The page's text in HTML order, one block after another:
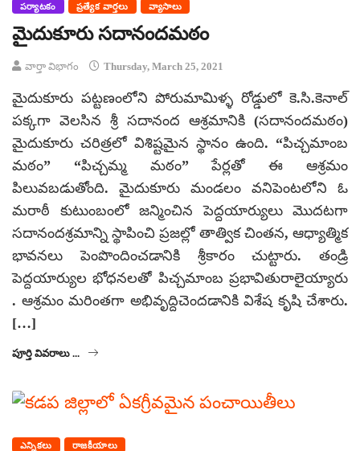
పర్యాటకం ప్రత్యేక వార్తలు వ్యాసాలు
మైదుకూరు సదానందమఠం
వార్తా విభాగం Thursday, March 25, 2021
మైదుకూరు పట్టణంలోని పోరుమామిళ్ళ రోడ్డులో కె.సి.కెనాల్‌
పక్కగా వెలసిన శ్రీ సదానంద ఆశ్రమానికి (సదానందమఠం)
మైదుకూరు చరిత్రలో విశిష్టమైన స్థానం ఉంది. “పిచ్చమాంబ
మఠం” “పిచ్చమ్మ మఠం” పేర్లతో ఈ ఆశ్రమం
పిలువబడుతోంది. మైదుకూరు మండలం వనిపెంటలోని ఓ
మరాఠీ కుటుంబంలో జన్మించిన పెద్దయార్యులు మొదటగా
సదానందశ్రమాన్ని స్థాపించి ప్రజల్లో తాత్విక చింతన, ఆధ్యాత్మిక
భావనలు పెంపొందించడానికి శ్రీకారం చుట్టారు. తండ్రి
పెద్దయార్యుల భోధనలతో పిచ్చమాంబ ప్రభావితురాలైయ్యారు
. ఆశ్రమం మరింతగా అభివృద్దిచెందడానికి విశేష కృషి చేశారు.
[…]
పూర్తి వివరాలు ...
ఎన్నికలు రాజకీయాలు